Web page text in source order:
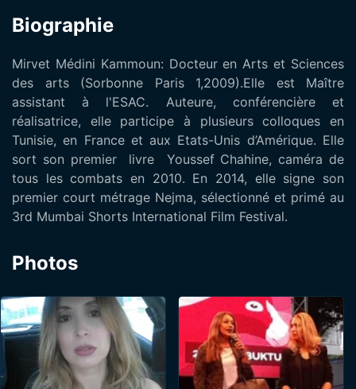
Biographie
Mirvet Médini Kammoun: Docteur en Arts et Sciences
des arts (Sorbonne Paris 1,2009).Elle est Maître
assistant à l'ESAC. Auteure, conférencière et
réalisatrice, elle participe à plusieurs colloques en
Tunisie, en France et aux Etats-Unis d’Amérique. Elle
sort son premier livre Youssef Chahine, caméra de
tous les combats en 2010. En 2014, elle signe son
premier court métrage Nejma, sélectionné et primé au
3rd Mumbai Shorts International Film Festival.
Photos